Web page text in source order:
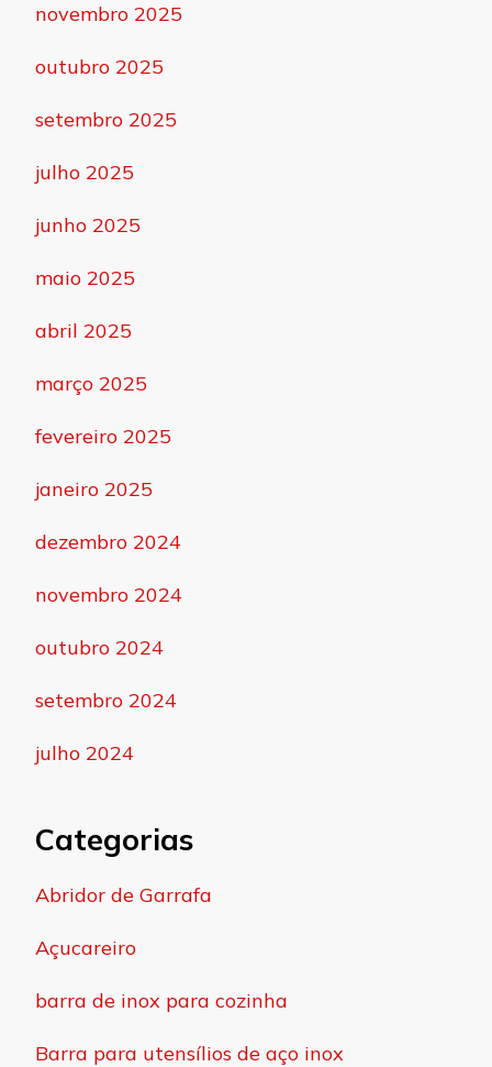
novembro 2025
outubro 2025
setembro 2025
julho 2025
junho 2025
maio 2025
abril 2025
março 2025
fevereiro 2025
janeiro 2025
dezembro 2024
novembro 2024
outubro 2024
setembro 2024
julho 2024
Categorias
Abridor de Garrafa
Açucareiro
barra de inox para cozinha
Barra para utensílios de aço inox